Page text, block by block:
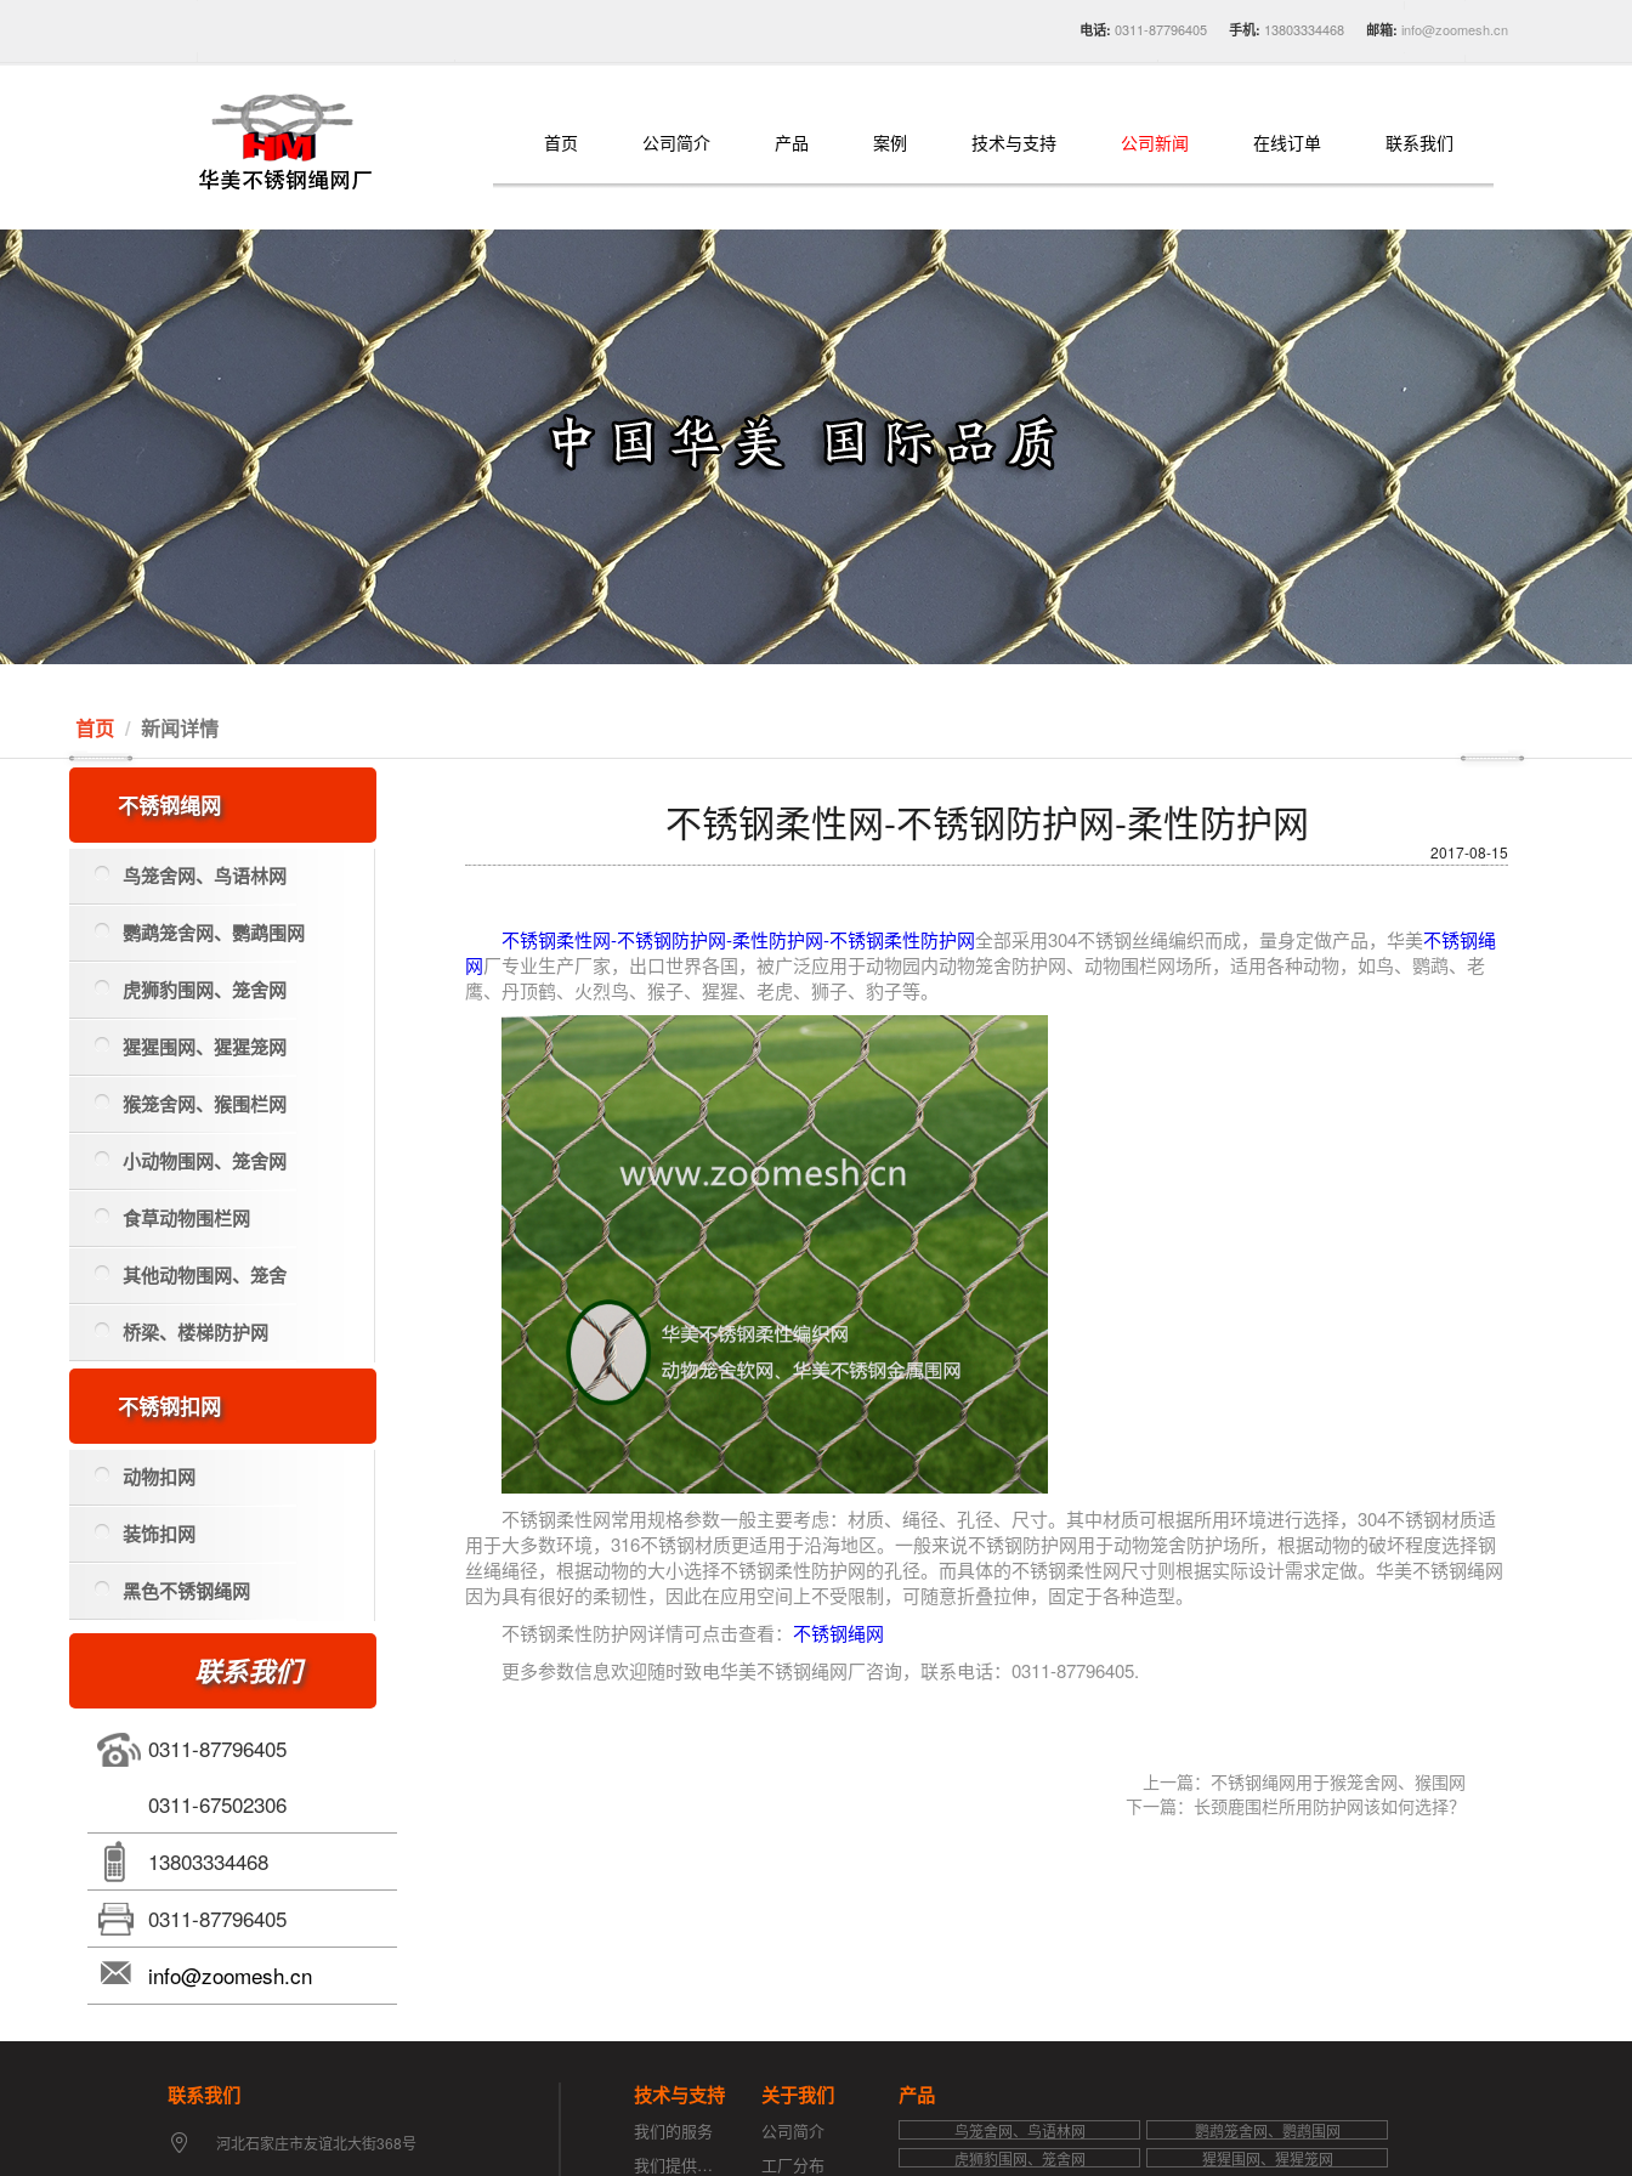
电话: 0311-87796405 手机: 13803334468 邮箱: info@zoomesh.cn
首页 公司简介 产品 案例 技术与支持 公司新闻 在线订单 联系我们
首页 新闻详情
不锈钢绳网
鸟笼舍网、鸟语林网
鹦鹉笼舍网、鹦鹉围网
虎狮豹围网、笼舍网
猩猩围网、猩猩笼网
猴笼舍网、猴围栏网
小动物围网、笼舍网
食草动物围栏网
其他动物围网、笼舍
桥梁、楼梯防护网
不锈钢扣网
动物扣网
装饰扣网
黑色不锈钢绳网
联系我们
0311-87796405
0311-67502306
13803334468
0311-87796405
info@zoomesh.cn
不锈钢柔性网-不锈钢防护网-柔性防护网
2017-08-15
不锈钢柔性网-不锈钢防护网-柔性防护网-不锈钢柔性防护网全部采用304不锈钢丝绳编织而成，量身定做产品，华美不锈钢绳
网厂专业生产厂家，出口世界各国，被广泛应用于动物园内动物笼舍防护网、动物围栏网场所，适用各种动物，如鸟、鹦鹉、老
鹰、丹顶鹤、火烈鸟、猴子、猩猩、老虎、狮子、豹子等。
不锈钢柔性网常用规格参数一般主要考虑：材质、绳径、孔径、尺寸。其中材质可根据所用环境进行选择，304不锈钢材质适
用于大多数环境，316不锈钢材质更适用于沿海地区。一般来说不锈钢防护网用于动物笼舍防护场所，根据动物的破坏程度选择钢
丝绳绳径，根据动物的大小选择不锈钢柔性防护网的孔径。而具体的不锈钢柔性网尺寸则根据实际设计需求定做。华美不锈钢绳网
因为具有很好的柔韧性，因此在应用空间上不受限制，可随意折叠拉伸，固定于各种造型。
不锈钢柔性防护网详情可点击查看：不锈钢绳网
更多参数信息欢迎随时致电华美不锈钢绳网厂咨询，联系电话：0311-87796405.
上一篇：不锈钢绳网用于猴笼舍网、猴围网
下一篇：长颈鹿围栏所用防护网该如何选择？
联系我们
河北石家庄市友谊北大街368号
技术与支持
我们的服务
我们提供的支持
关于我们
公司简介
工厂分布
产品
鸟笼舍网、鸟语林网
鹦鹉笼舍网、鹦鹉围网
虎狮豹围网、笼舍网
猩猩围网、猩猩笼网